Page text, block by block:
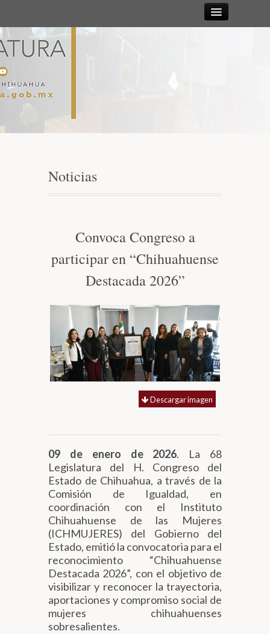
Mesa Directiva y Diputación Permanente
Comisiones
Secretarías
Transparencia
Noticias
Convoca Congreso a
participar en “Chihuahuense
Destacada 2026”
Descargar imagen
09 de enero de 2026. La 68
Legislatura del H. Congreso del
Estado de Chihuahua, a través de la
Comisión de Igualdad, en
coordinación con el Instituto
Chihuahuense de las Mujeres
(ICHMUJERES) del Gobierno del
Estado, emitió la convocatoria para el
reconocimiento “Chihuahuense
Destacada 2026”, con el objetivo de
visibilizar y reconocer la trayectoria,
aportaciones y compromiso social de
mujeres chihuahuenses
sobresalientes.